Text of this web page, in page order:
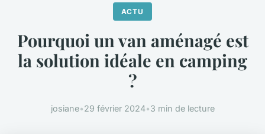
ACTU
Pourquoi un van aménagé est
la solution idéale en camping
?
josiane•29 février 2024•3 min de lecture